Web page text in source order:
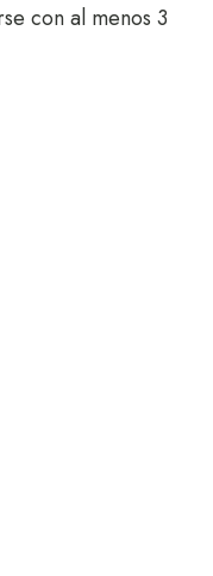
con al menos 3